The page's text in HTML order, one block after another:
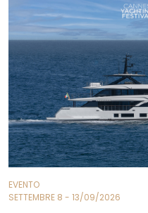
EVENTO
SETTEMBRE 8 - 13/09/2026